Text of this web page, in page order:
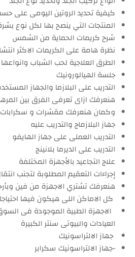
كيفية تحديد الروتين اليومى على
المنتجات التي ينصح بها لكل نوع
شرح كريمات الحماية من الشمس
نظرة هامة على الكريمات الاكثر
الطرق العلاجية لحب الشباب
جلسة الهيالورونيك
التدريب على البلازما والجهاز
هنعرفك ازاى تعرفى الفرق بين
وكمان هنعرفك مقشرات و سكرابات
جهاز البلازماج والتدريب عليه
التدريب العملى على جهاز الهايفو
التدريب على الديرما بلانينج
علاج التجاعيد بالأجهزة المختلفة
إجراءات التعقيم المطلوبة لتجنب
هنعرفك تشتري الاجهزة من فين
كل الاماكن اللى هيكون فيها
الاجهزة الطبية الموجودة فى
العيادات والبيوتى سنتر الكبيرة
جهاز الالتراسونيك
-جهاز الالتراسونيك سكرابر